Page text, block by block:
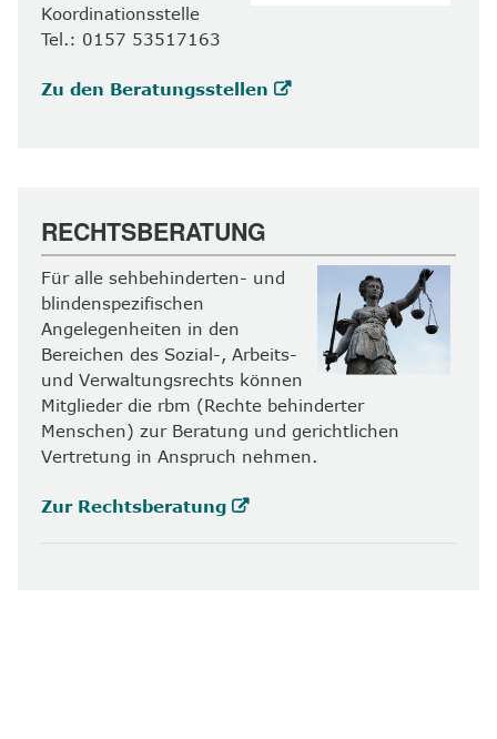
Koordinationsstelle
Tel.: 0157 53517163
Zu den Beratungsstellen
RECHTSBERATUNG
Für alle sehbehinderten- und
blindenspezifischen
Angelegenheiten in den
Bereichen des Sozial-, Arbeits-
und Verwaltungsrechts können
Mitglieder die rbm (Rechte behinderter
Menschen) zur Beratung und gerichtlichen
Vertretung in Anspruch nehmen.
Zur Rechtsberatung